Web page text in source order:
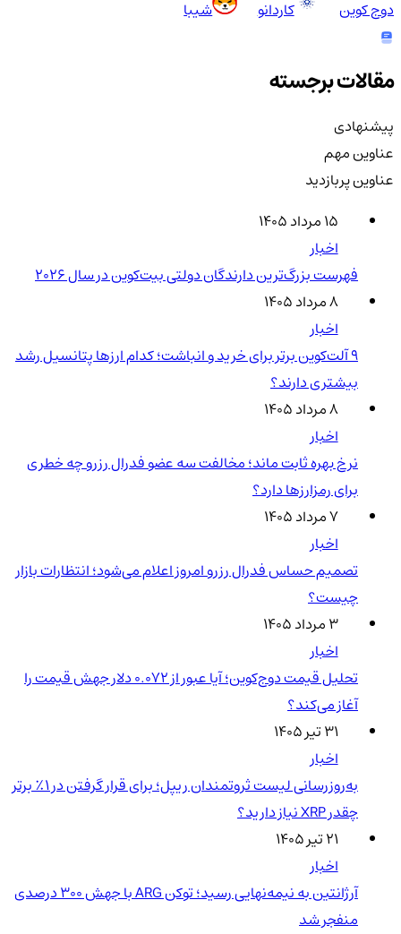
دوج کوین
کاردانو شیبا
مقالات برجسته
پیشنهادی
عناوین مهم
عناوین پربازدید
۱۵ مرداد ۱۴۰۵
اخبار
فهرست بزرگ‌ترین دارندگان دولتی بیت‌کوین در سال 2026
۸ مرداد ۱۴۰۵
اخبار
۹ آلت‌کوین برتر برای خرید و انباشت؛ کدام ارزها پتانسیل رشد
بیشتری دارند؟
۸ مرداد ۱۴۰۵
اخبار
نرخ بهره ثابت ماند؛ مخالفت سه عضو فدرال رزرو چه خطری
برای رمزارزها دارد؟
۷ مرداد ۱۴۰۵
اخبار
تصمیم حساس فدرال رزرو امروز اعلام می‌شود؛ انتظارات بازار
چیست؟
۳ مرداد ۱۴۰۵
اخبار
تحلیل قیمت دوج‌کوین؛ آیا عبور از ۰.۰۷۲ دلار جهش قیمت را
آغاز می‌کند؟
۳۱ تیر ۱۴۰۵
اخبار
به‌روزرسانی لیست ثروتمندان ریپل؛ برای قرار گرفتن در ۱٪ برتر
چقدر XRP نیاز دارید؟
۲۱ تیر ۱۴۰۵
اخبار
آرژانتین به نیمه‌نهایی رسید؛ توکن ARG با جهش ۳۰۰ درصدی
منفجر شد